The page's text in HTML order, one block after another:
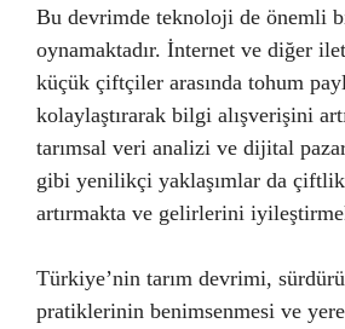
Bu devrimde teknoloji de önemli
oynamaktadır. İnternet ve diğer
küçük çiftçiler arasında tohum
kolaylaştırarak bilgi alışverişini
tarımsal veri analizi ve dijital
gibi yenilikçi yaklaşımlar da
artırmakta ve gelirlerini
Türkiye’nin tarım devrimi,
pratiklerinin benimsenmesi ve